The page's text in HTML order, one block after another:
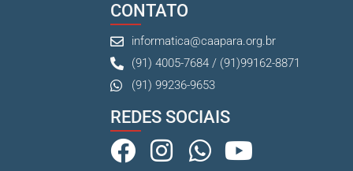
CONTATO
informatica@caapara.org.br
(91) 4005-7684 / (91)99162-8871
(91) 99236-9653
REDES SOCIAIS